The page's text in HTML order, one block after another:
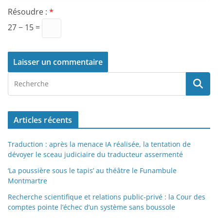
Résoudre : *
27 − 15 =
Articles récents
Traduction : après la menace IA réalisée, la tentation de
dévoyer le sceau judiciaire du traducteur assermenté
‘La poussière sous le tapis’ au théâtre le Funambule
Montmartre
Recherche scientifique et relations public-privé : la Cour des
comptes pointe l’échec d’un système sans boussole